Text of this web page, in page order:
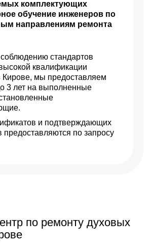
комплектующих
обучение инженеров по
направлениям ремонта
стандартов
квалификации
Кирове, мы предоставляем
3 лет на выполненные
и подтверждающих
предоставляются по запросу
по ремонту духовых